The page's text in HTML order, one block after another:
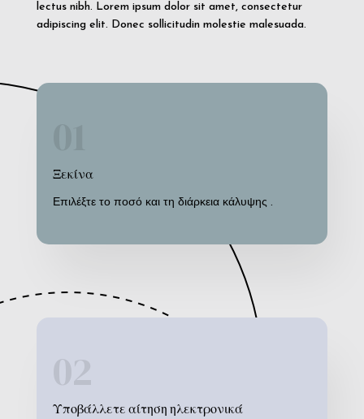
lectus nibh. Lorem ipsum dolor sit amet, consectetur
adipiscing elit. Donec sollicitudin molestie malesuada.
Ξεκίνα
Επιλέξτε το ποσό και τη διάρκεια κάλυψης .
02
Υποβάλλετε αίτηση ηλεκτρονικά